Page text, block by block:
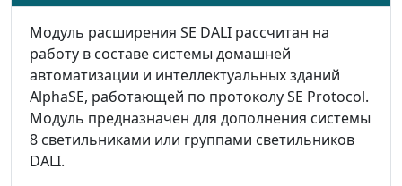
Модуль расширения SE DALI рассчитан на
работу в составе системы домашней
автоматизации и интеллектуальных зданий
AlphaSE, работающей по протоколу SE Protocol.
Модуль предназначен для дополнения системы
8 светильниками или группами светильников
DALI.